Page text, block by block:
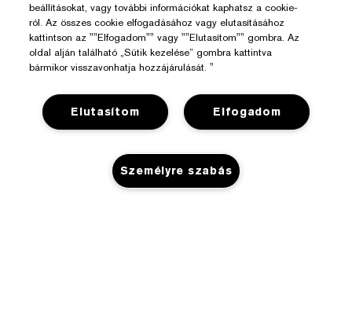
Segítségre Van Szükséged?
Rendelés Nyomon Követése
beállításokat, vagy további információkat kaphatsz a cookie-
ról. Az összes cookie elfogadásához vagy elutasításához
kattintson az ""Elfogadom"" vagy ""Elutasítom"" gombra. Az
oldal alján található „Sütik kezelése” gombra kattintva
bármikor visszavonhatja hozzájárulását. "
Elfogadom
Elutasítom
Személyre szabás